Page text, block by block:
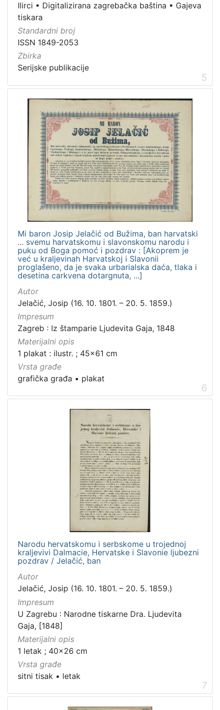
Ilirci • Digitalizirana zagrebačka baština • Gajeva
tiskara
Standardni broj
ISSN 1849-2053
Zbirka
Serijske publikacije
5
Mi baron Josip Jelačić od Bužima, ban harvatski
... svemu harvatskomu i slavonskomu narodu i
puku od Boga pomoć i pozdrav : [Akoprem je
već u kraljevinah Harvatskoj i Slavonii
proglašeno, da je svaka urbarialska daća, tlaka i
desetina carkvena dotargnuta, ...]
Autor
Jelačić, Josip (16. 10. 1801. – 20. 5. 1859.)
Impresum
Zagreb : Iz štamparie Ljudevita Gaja, 1848
Materijalni opis
1 plakat : ilustr. ; 45x61 cm
Vrsta građe
grafička građa • plakat
6
Narodu hervatskomu i serbskome u trojednoj
kraljevivi Dalmacie, Hervatske i Slavonie ljubezni
pozdrav / Jelačić, ban
Autor
Jelačić, Josip (16. 10. 1801. – 20. 5. 1859.)
Impresum
U Zagrebu : Narodne tiskarne Dra. Ljudevita
Gaja, [1848]
Materijalni opis
1 letak ; 40x26 cm
Vrsta građe
sitni tisak • letak
7